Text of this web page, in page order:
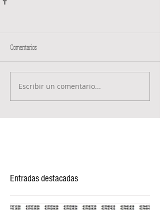
Comentarios
Escribir un comentario...
Entradas destacadas